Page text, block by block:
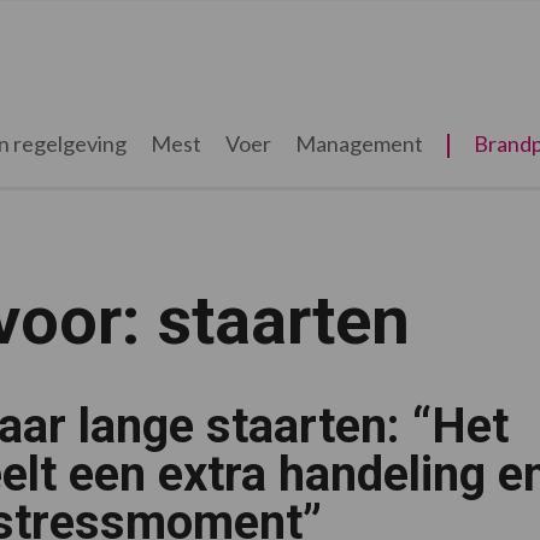
regelgeving Mest Voer Management
staarten
lange staarten: “Het
een extra handeling